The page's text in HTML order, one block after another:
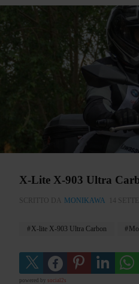
X-Lite X-903 Ultra
SCRITTO DA MONIKAWA 14
X-lite X-903 Ultra Carbon
powered by social2s